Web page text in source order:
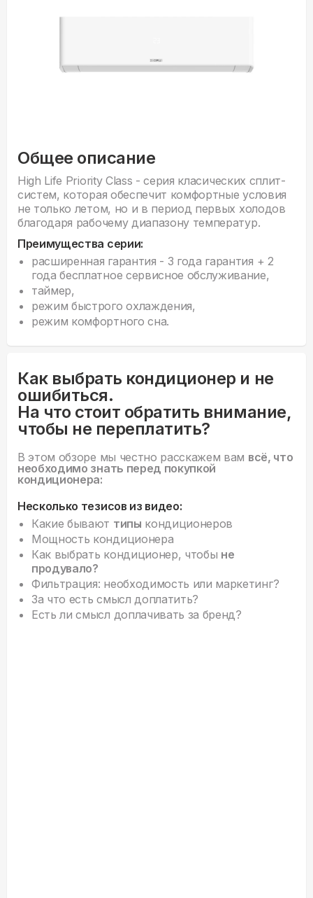
Общее описание
High Life Priority Class - серия класических сплит-
систем, которая обеспечит комфортные условия
не только летом, но и в период первых холодов
благодаря рабочему диапазону температур.
Преимущества серии:
расширенная гарантия - 3 года гарантия + 2
года бесплатное сервисное обслуживание,
таймер,
режим быстрого охлаждения,
режим комфортного сна.
Как выбрать кондиционер и не
ошибиться.
На что стоит обратить внимание,
чтобы не переплатить?
В этом обзоре мы честно расскажем вам всё, что
необходимо знать перед покупкой
кондиционера:
Несколько тезисов из видео:
Какие бывают типы кондиционеров
Мощность кондиционера
Как выбрать кондиционер, чтобы не
продувало?
Фильтрация: необходимость или маркетинг?
За что есть смысл доплатить?
Есть ли смысл доплачивать за бренд?